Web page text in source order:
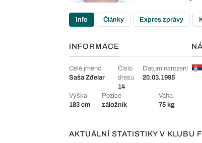
Info Články Expres zprávy
INFORMACE
Celé jméno
Saša Zđelar
Číslo
dresu
14
Datum narození
20.03.1995
Výška
183 cm
Pozice
záložník
Váha
75 kg
AKTUÁLNÍ STATISTIKY V KLUBU